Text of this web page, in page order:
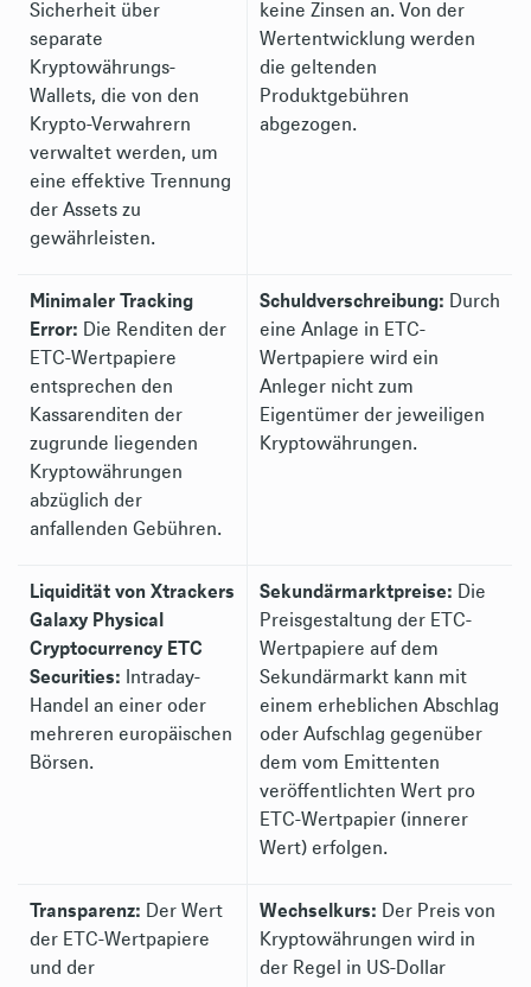
Sicherheit über
separate
Kryptowährungs-
Wallets, die von den
Krypto-Verwahrern
verwaltet werden, um
eine effektive Trennung
der Assets zu
gewährleisten.
keine Zinsen an. Von der
Wertentwicklung werden
die geltenden
Produktgebühren
abgezogen.
Minimaler Tracking
Error:
Die Renditen der
ETC-Wertpapiere
entsprechen den
Kassarenditen der
zugrunde liegenden
Kryptowährungen
abzüglich der
anfallenden Gebühren.
Schuldverschreibung:
Durch
eine Anlage in ETC-
Wertpapiere wird ein
Anleger nicht zum
Eigentümer der jeweiligen
Kryptowährungen.
Liquidität von Xtrackers
Galaxy Physical
Cryptocurrency ETC
Securities:
Intraday-
Handel an einer oder
mehreren europäischen
Börsen.
Sekundärmarktpreise:
Die
Preisgestaltung der ETC-
Wertpapiere auf dem
Sekundärmarkt kann mit
einem erheblichen Abschlag
oder Aufschlag gegenüber
dem vom Emittenten
veröffentlichten Wert pro
ETC-Wertpapier (innerer
Wert) erfolgen.
Transparenz:
Der Wert
der ETC-Wertpapiere
und der
Wechselkurs:
Der Preis von
Kryptowährungen wird in
der Regel in US-Dollar